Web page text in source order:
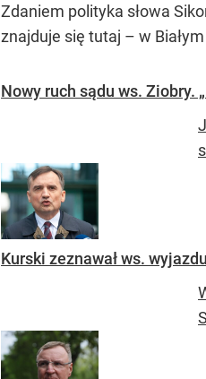
Zdaniem polityka słowa
znajduje się tutaj – w
Nowy ruch sądu ws. Ziobry.
Kurski zeznawał ws.